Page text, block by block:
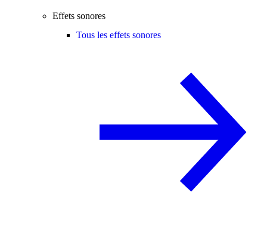
Effets sonores
Tous les effets sonores